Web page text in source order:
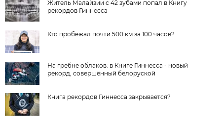
Житель Малайзии с 42 зубами попал в Книгу
рекордов Гиннесса
Кто пробежал почти 500 км за 100 часов?
На гребне облаков: в Книге Гиннесса - новый
рекорд, совершённый белоруской
Книга рекордов Гиннесса закрывается?